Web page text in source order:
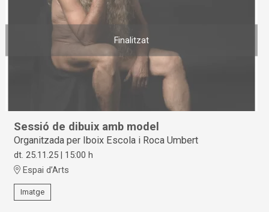
Finalitzat
Sessió de dibuix amb model
Organitzada per Iboix Escola i Roca Umbert
dt. 25.11.25 | 15:00 h
Espai d’Arts
Imatge